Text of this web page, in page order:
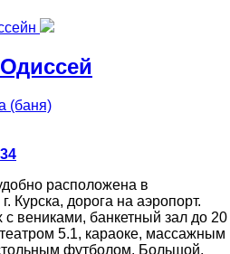
(баня)
расположена в
Курска, дорога на аэропорт.
с вениками, банкетный зал до 20
5.1, караоке, массажным
футболом. Большой,